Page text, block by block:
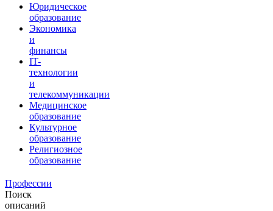
Юридическое
образование
Экономика
и
финансы
IT-
технологии
и
телекоммуникации
Медицинское
образование
Культурное
образование
Религиозное
образование
Профессии
Поиск
описаний